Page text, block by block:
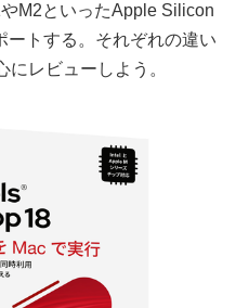
M2といったApple Silicon
ートする。それぞれの違い
にレビューしよう。